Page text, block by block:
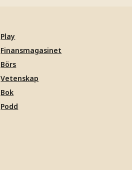
Play
Finansmagasinet
Börs
Vetenskap
Bok
Podd